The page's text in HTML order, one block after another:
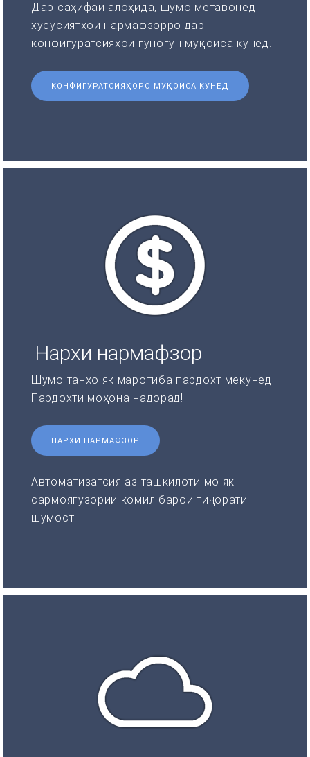
Дар саҳифаи алоҳида, шумо метавонед
хусусиятҳои нармафзорро дар
конфигуратсияҳои гуногун муқоиса кунед.
КОНФИГУРАТСИЯҲОРО МУҚОИСА КУНЕД
Нархи нармафзор
Шумо танҳо як маротиба пардохт мекунед.
Пардохти моҳона надорад!
НАРХИ НАРМАФЗОР
Автоматизатсия аз ташкилоти мо як
сармоягузории комил барои тиҷорати
шумост!